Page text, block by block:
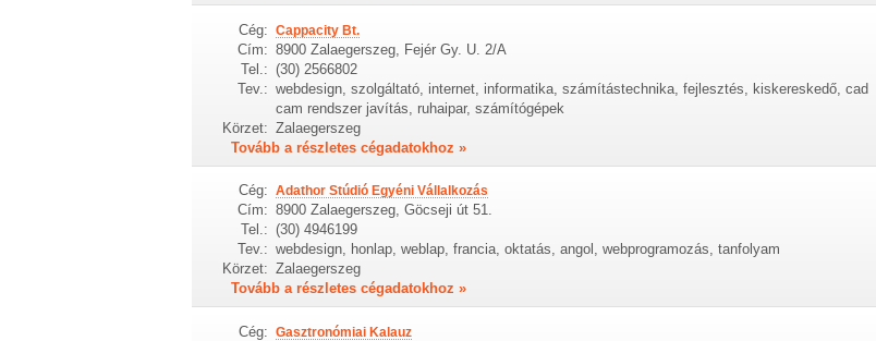
Cég: Cappacity Bt.
Cím: 8900 Zalaegerszeg, Fejér Gy. U. 2/A
Tel.: (30) 2566802
Tev.: webdesign, szolgáltató, internet, informatika, számítástechnika, fejlesztés, kiskereskedő, cad
cam rendszer javítás, ruhaipar, számítógépek
Körzet: Zalaegerszeg
Tovább a részletes cégadatokhoz »
Cég: Adathor Stúdió Egyéni Vállalkozás
Cím: 8900 Zalaegerszeg, Göcseji út 51.
Tel.: (30) 4946199
Tev.: webdesign, honlap, weblap, francia, oktatás, angol, webprogramozás, tanfolyam
Körzet: Zalaegerszeg
Tovább a részletes cégadatokhoz »
Cég: Gasztronómiai Kalauz